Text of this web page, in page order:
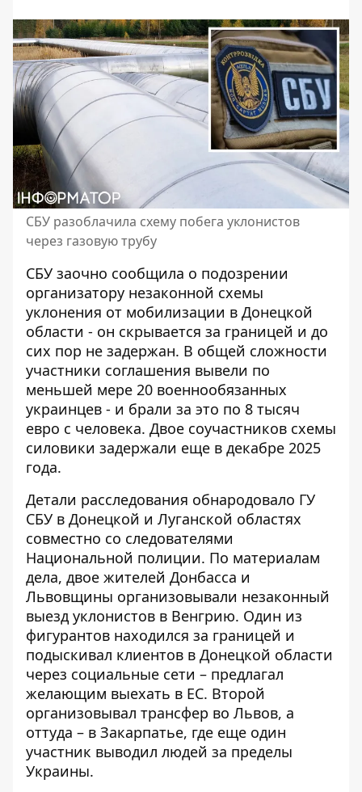
СБУ разоблачила схему побега уклонистов
через газовую трубу
СБУ заочно сообщила о подозрении
организатору незаконной схемы
уклонения от мобилизации в Донецкой
области - он скрывается за границей и до
сих пор не задержан. В общей сложности
участники соглашения вывели по
меньшей мере 20 военнообязанных
украинцев - и брали за это по 8 тысяч
евро с человека. Двое соучастников схемы
силовики задержали еще в декабре 2025
года.
Детали расследования обнародовало ГУ
СБУ в Донецкой и Луганской областях
совместно со следователями
Национальной полиции. По материалам
дела, двое жителей Донбасса и
Львовщины организовывали незаконный
выезд уклонистов в Венгрию. Один из
фигурантов находился за границей и
подыскивал клиентов в Донецкой области
через социальные сети – предлагал
желающим выехать в ЕС. Второй
организовывал трансфер во Львов, а
оттуда – в Закарпатье, где еще один
участник выводил людей за пределы
Украины.